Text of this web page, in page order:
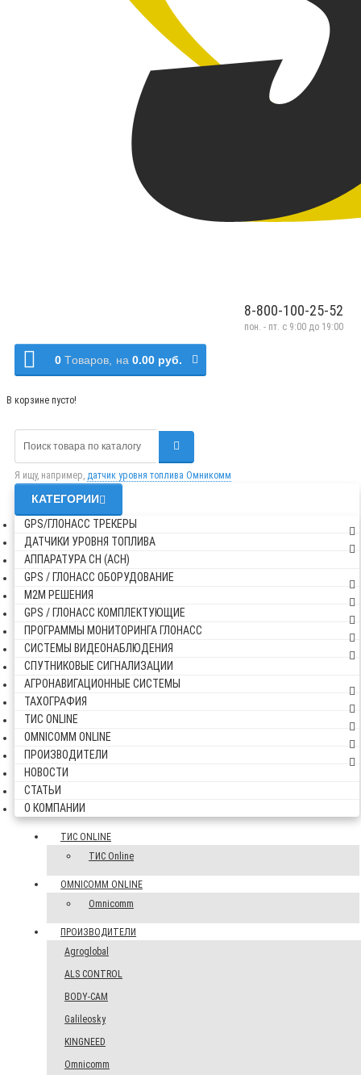
8-800-100-25-52
пон. - пт. с 9:00 до 19:00
0 Tоваров, на 0.00 руб.
В корзине пусто!
Я ищу, например, датчик уровня топлива Омникомм
КАТЕГОРИИ
GPS/ГЛОНАСС ТРЕКЕРЫ
ДАТЧИКИ УРОВНЯ ТОПЛИВА
АППАРАТУРА СН (АСН)
GPS / ГЛОНАСС ОБОРУДОВАНИЕ
М2М РЕШЕНИЯ
GPS / ГЛОНАСС КОМПЛЕКТУЮЩИЕ
ПРОГРАММЫ МОНИТОРИНГА ГЛОНАСС
СИСТЕМЫ ВИДЕОНАБЛЮДЕНИЯ
СПУТНИКОВЫЕ СИГНАЛИЗАЦИИ
АГРОНАВИГАЦИОННЫЕ СИСТЕМЫ
ТАХОГРАФИЯ
ТИС ONLINE
OMNICOMM ONLINE
ПРОИЗВОДИТЕЛИ
НОВОСТИ
СТАТЬИ
О КОМПАНИИ
ТИС ONLINE
ТИС Online
OMNICOMM ONLINE
Omnicomm
ПРОИЗВОДИТЕЛИ
Agroglobal
ALS CONTROL
BODY-CAM
Galileosky
KINGNEED
Omnicomm